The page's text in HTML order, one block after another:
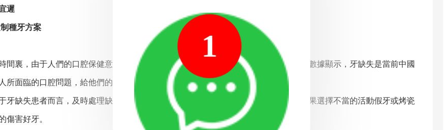
遲
種牙方案
裏，由于人們的口腔保健意識不足，導緻我國中老年人牙齒缺失率不斷上升。有關數據顯示，牙缺失是當前中國
所面臨的口腔問題，給他們的生活帶來極大影響。
缺失患者而言，及時處理缺失的牙齒，有利于身體健康和機體功能的恢複。但是如果選擇不當的活動假牙或烤瓷
傷害好牙。
1